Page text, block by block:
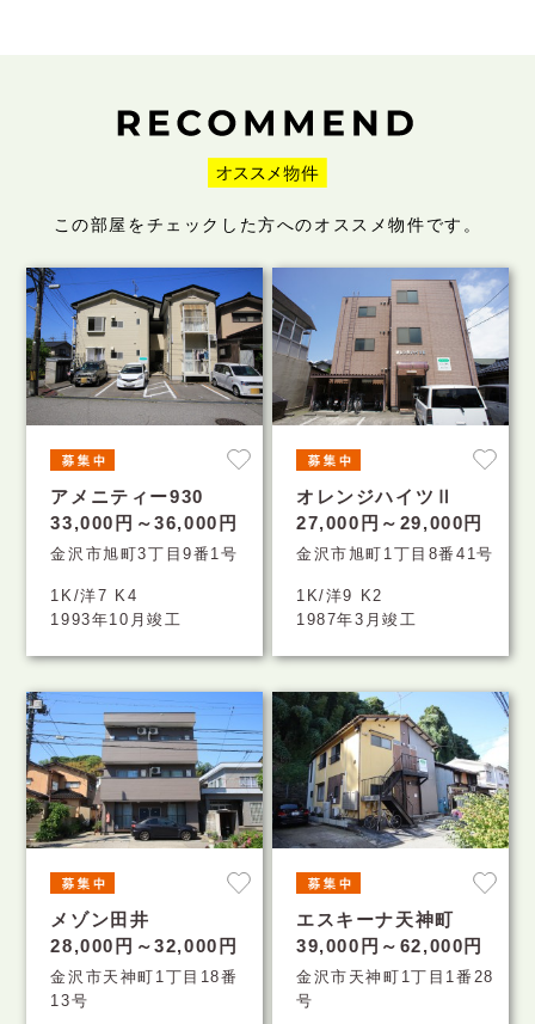
この部屋をチェックした方へのオススメ物件です。
アメニティー930
33,000円～36,000円
金沢市旭町3丁目9番1号
1K/洋7 K4
1993年10月竣工
オレンジハイツⅡ
27,000円～29,000円
金沢市旭町1丁目8番41号
1K/洋9 K2
1987年3月竣工
メゾン田井
28,000円～32,000円
金沢市天神町1丁目18番
13号
エスキーナ天神町
39,000円～62,000円
金沢市天神町1丁目1番28
号